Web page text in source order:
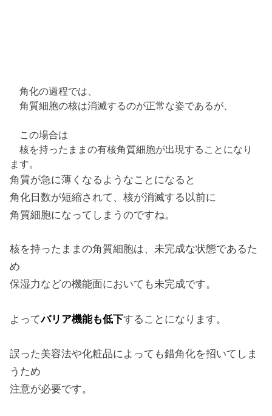
角化の過程では、
角質細胞の核は消滅するのが正常な姿であるが、
この場合は
核を持ったままの有核角質細胞が出現することになり
ます。
角質が急に薄くなるようなことになると
角化日数が短縮されて、核が消滅する以前に
角質細胞になってしまうのですね。
核を持ったままの角質細胞は、未完成な状態であるた
め
保湿力などの機能面においても未完成です。
よってバリア機能も低下することになります。
誤った美容法や化粧品によっても錯角化を招いてしま
うため
注意が必要です。